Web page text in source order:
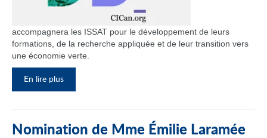
accompagnera les ISSAT pour le développement de leurs
formations, de la recherche appliquée et de leur transition vers
une économie verte.
En lire plus
Nomination de Mme Émilie Laramée